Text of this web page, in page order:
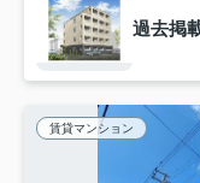
過去掲
賃貸マンション